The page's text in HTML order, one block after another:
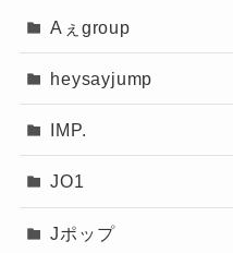
Aぇgroup
heysayjump
IMP.
JO1
Jポップ